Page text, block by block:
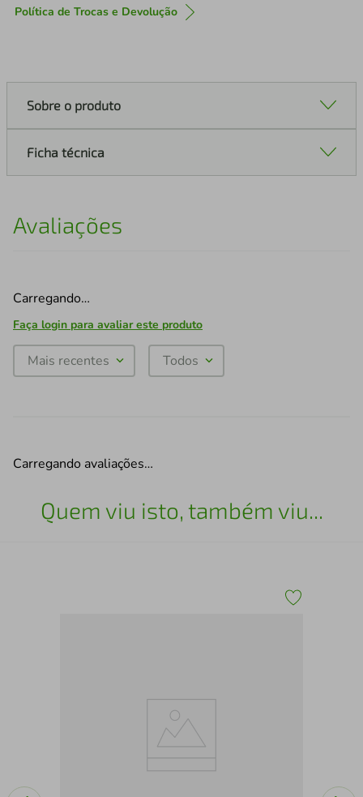
Política de Trocas e Devolução
Sobre o produto
Ficha técnica
Avaliações
Carregando…
Faça login para avaliar este produto
Mais recentes Todos
Carregando avaliações…
Quem viu isto, também viu...